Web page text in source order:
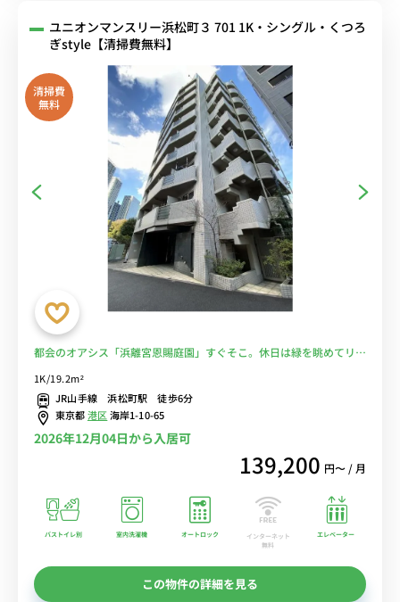
ユニオンマンスリー浜松町３ 701 1K・シングル・くつろ
ぎstyle【清掃費無料】
清掃費
無料
都会のオアシス「浜離宮恩賜庭園」すぐそこ。休日は緑を眺めてリフ
1K/19.2m²
JR山手線 浜松町駅 徒歩6分
東京都港区海岸1-10-65
2026年12月04日から入居可
139,200 円〜 / 月
バストイレ別 室内洗濯機 オートロック
インターネット
無料
エレベーター
この物件の詳細を見る